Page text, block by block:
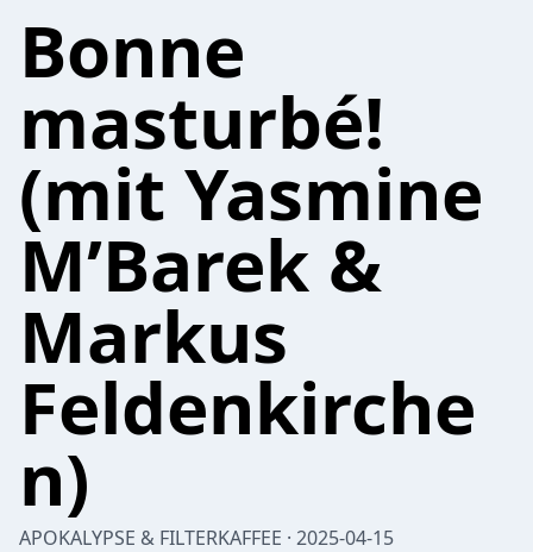
Bonne
masturbé!
(mit Yasmine
M’Barek &
Markus
Feldenkirche
n)
APOKALYPSE & FILTERKAFFEE · 2025-04-15